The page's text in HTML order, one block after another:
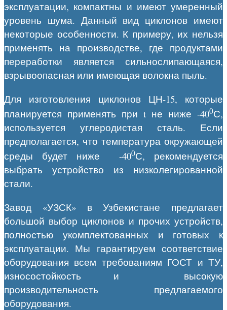
эксплуатации, компактны и имеют умеренный
уровень шума. Данный вид циклонов имеют
некоторые особенности. К примеру, их нельзя
применять на производстве, где продуктами
переработки является сильнослипающаяся,
взрывоопасная или имеющая волокна пыль.
Для изготовления циклонов ЦН-15, которые
планируется применять при t не ниже -400С,
используется углеродистая сталь. Если
предполагается, что температура окружающей
среды будет ниже -400С, рекомендуется
выбрать устройство из низколегированной
стали.
Завод «УЗСК» в Узбекистане предлагает
большой выбор циклонов и прочих устройств,
полностью укомплектованных и готовых к
эксплуатации. Мы гарантируем соответствие
оборудования всем требованиям ГОСТ и ТУ,
износостойкость и высокую
производительность предлагаемого
оборудования.